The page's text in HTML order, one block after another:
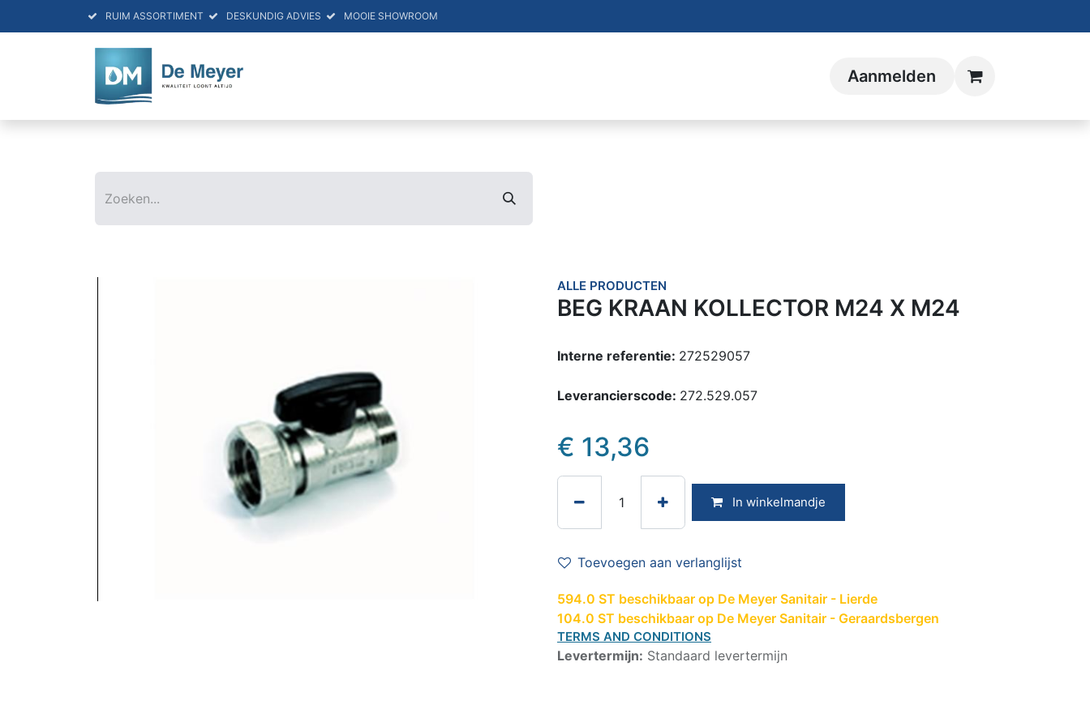
RUIM ASSORTIMENT DESKUNDIG ADVIES MOOIE SHOWROOM
Aanmelden
ALLE PRODUCTEN
BEG KRAAN KOLLECTOR M24 X M24
Interne referentie: 272529057
Leverancierscode: 272.529.057
€ 13,36
In winkelmandje
Toevoegen aan verlanglijst
594.0 ST beschikbaar op De Meyer Sanitair - Lierde
104.0 ST beschikbaar op De Meyer Sanitair - Geraardsbergen
TERMS AND CONDITIONS
Levertermijn: Standaard levertermijn